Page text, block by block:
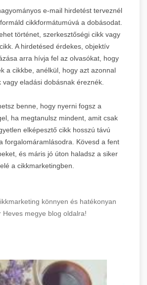
e-mail hirdetést terveznél
cikkformátumúvá a dobásodat.
történet, szerkesztőségi cikk vagy
A hirdetésed érdekes, objektív
arra hívja fel az olvasókat, hogy
a cikkbe, anélkül, hogy azt azonnal
vagy eladási dobásnak éreznék.
benne, hogy nyerni fogsz a
ha megtanulsz mindent, amit csak
elképesztő cikk hosszú távú
forgalomáramlásodra. Kövesd a fent
és máris jó úton haladsz a siker
a cikkmarketingben.
könnyen és hatékonyan
Heves megye blog oldalra!